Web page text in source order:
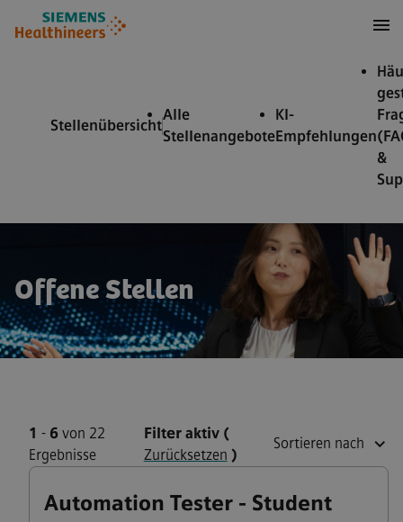
springen
springen
Stellenübersicht
Alle
Stellenangebote
KI-
Empfehlungen
&
Offene Stellen
1 - 6 von 22
Ergebnisse
Filter aktiv (
Zurücksetzen )
Sortieren nach
Automation Tester - Student